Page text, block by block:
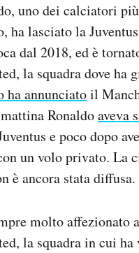
uno dei calciatori
ha lasciato la
dal 2018, ed è
la squadra dove ha
ha annunciatoil
Ronaldoaveva
e poco dopo
un volo privato. La
è ancora stata diffusa.
molto affezionato
la squadra in cui